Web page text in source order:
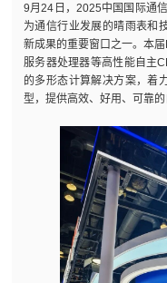
9月24日，2025中国国际通
为通信行业发展的晴雨表和
新成果的重要窗口之一。本
服务器处理器等高性能自主
的多形态计算解决方案，着
型，提供高效、好用、可靠的